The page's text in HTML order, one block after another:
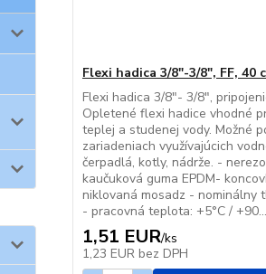
Flexi hadica 3/8"-3/8", FF, 40
Flexi hadica 3/8"- 3/8",
Opletené flexi hadice vhodné
teplej a studenej vody. Možné
zariadeniach využívajúcich
čerpadlá, kotly, nádrže. -
kaučuková guma EPDM-
niklovaná mosadz - nominálny
- pracovná teplota: +5°C / +90...
1,51 EUR/ks
1,23 EUR bez DPH